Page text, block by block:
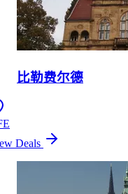
比勒费尔德
Deals